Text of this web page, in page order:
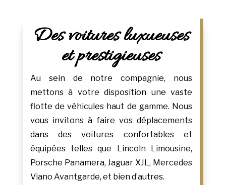
Des voitures luxueuses
et prestigieuses
Au sein de notre compagnie, nous
mettons à votre disposition une vaste
flotte de véhicules haut de gamme. Nous
vous invitons à faire vos déplacements
dans des voitures confortables et
équipées telles que Lincoln Limousine,
Porsche Panamera, Jaguar XJL, Mercedes
Viano Avantgarde, et bien d’autres.